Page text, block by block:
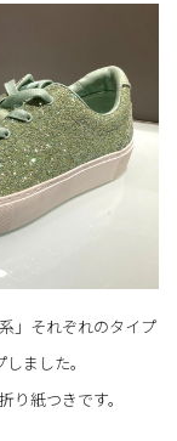
」それぞれのタイプ
ました。
紙つきです。